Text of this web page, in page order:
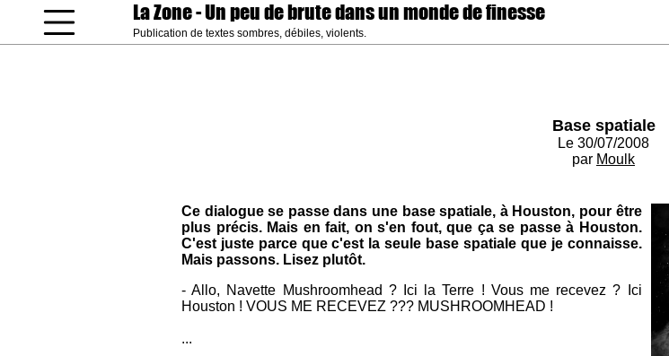
La Zone- Un peu de brute dans un monde de finesse
Publication de textes sombres, débiles, violents.
Base spatiale
Le 30/07/2008
par Moulk
Ce dialogue se passe dans une base spatiale, à Houston, pour être
plus précis. Mais en fait, on s'en fout, que ça se passe à Houston.
C'est juste parce que c'est la seule base spatiale que je connaisse.
Mais passons. Lisez plutôt.
- Allo, Navette Mushroomhead ? Ici la Terre ! Vous me recevez ? Ici
Houston ! VOUS ME RECEVEZ ??? MUSHROOMHEAD !
...